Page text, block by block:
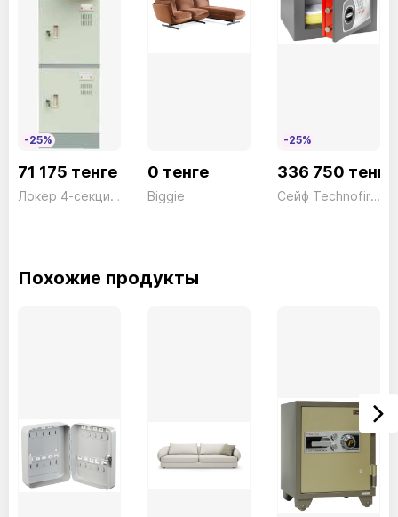
-25%
71 175 тенге
Локер 4-секционный LK04 серый President
0 тенге
Biggie
-25%
336 750 тенге
Сейф Technofire DPE/4P Электронный серый Technomax 34кг
Похожие продукты